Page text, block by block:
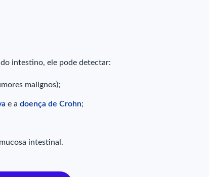
intestino, ele pode detectar:
malignos);
e a doença de Crohn;
intestinal.